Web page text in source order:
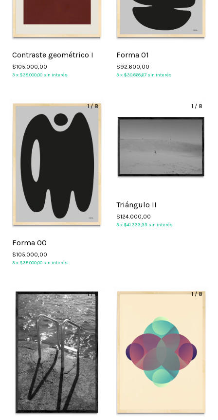
Contraste geométrico I
$105.000,00
3 x $35.000,00 sin interés
Forma 01
$92.600,00
3 x $30.866,67 sin interés
1/8
Forma 00
$105.000,00
3 x $35.000,00 sin interés
1 / 8
Triángulo II
$124.000,00
3 x $41.333,33 sin interés
1/8 1/8